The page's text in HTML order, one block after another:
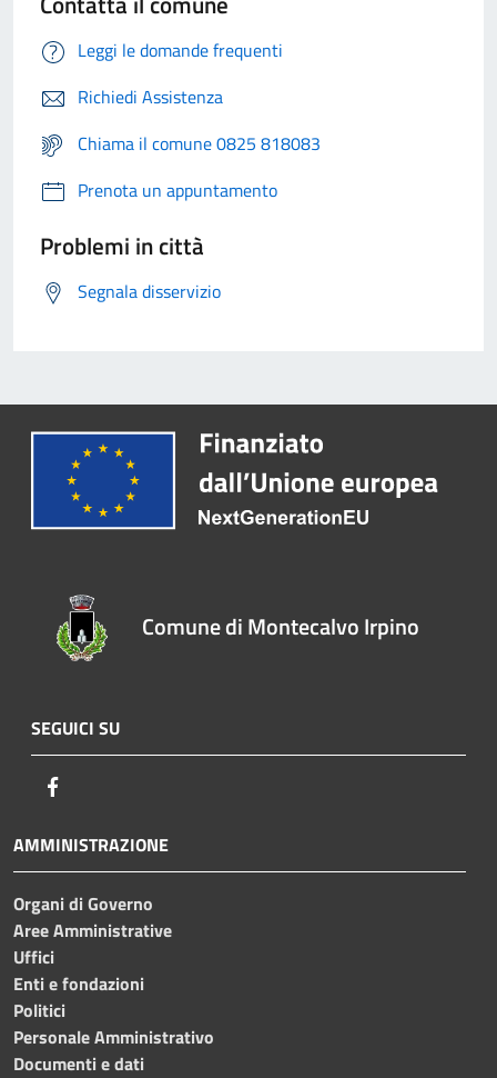
Leggi le domande frequenti
Richiedi Assistenza
Chiama il comune 0825 818083
Prenota un appuntamento
Problemi in città
Segnala disservizio
Comune di Montecalvo Irpino
SEGUICI SU
AMMINISTRAZIONE
Organi di Governo
Aree Amministrative
Uffici
Enti e fondazioni
Politici
Personale Amministrativo
Documenti e dati